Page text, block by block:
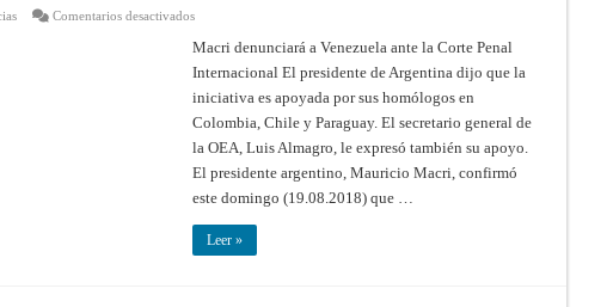
Comentarios desactivadosen
denunciará
a
Venezuela
la
Corte
Penal
Internacional
Macri denunciará a Venezuela ante la Corte Penal
Internacional El presidente de Argentina dijo que la
iniciativa es apoyada por sus homólogos en
Colombia, Chile y Paraguay. El secretario general de
la OEA, Luis Almagro, le expresó también su apoyo.
El presidente argentino, Mauricio Macri, confirmó
este domingo (19.08.2018) que …
Leer »